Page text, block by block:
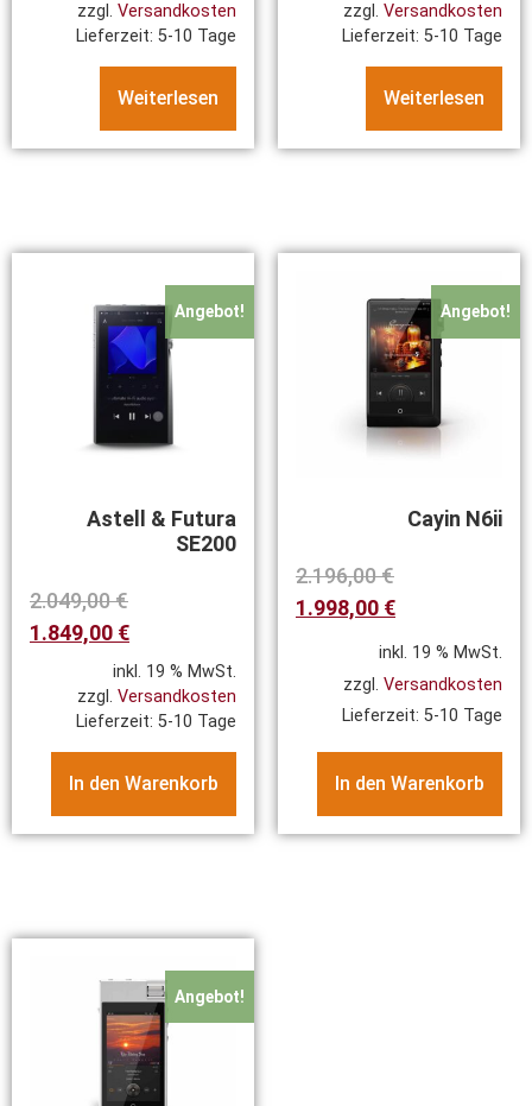
zzgl. Versandkosten
Lieferzeit: 5-10 Tage
Weiterlesen
zzgl. Versandkosten
Lieferzeit: 5-10 Tage
Weiterlesen
Angebot!
Astell & Futura
SE200
2.049,00€
1.849,00 €
inkl. 19 % MwSt.
zzgl. Versandkosten
Lieferzeit: 5-10 Tage
In den Warenkorb
Angebot!
Cayin N6ii
2.196,00€
1.998,00 €
inkl. 19 % MwSt.
zzgl. Versandkosten
Lieferzeit: 5-10 Tage
In den Warenkorb
Angebot!